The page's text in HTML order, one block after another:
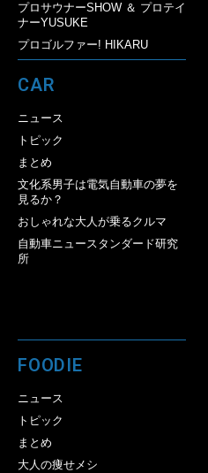
プロサウナーSHOW ＆ プロテイ
ナーYUSUKE
プロゴルファー! HIKARU
CAR
ニュース
トピック
まとめ
文化系男子は電気自動車の夢を
見るか？
おしゃれな大人が乗るクルマ
自動車ニュースタンダード研究
所
FOODIE
ニュース
トピック
まとめ
大人の痩せメシ